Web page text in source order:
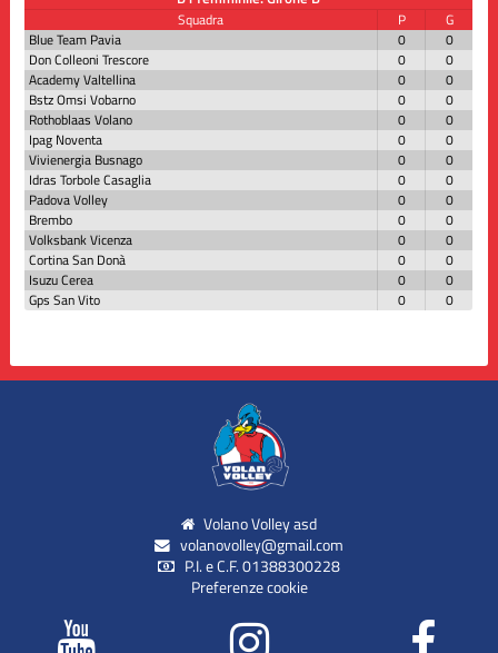
Squadra P
G
Blue Team Pavia
0
0
Don Colleoni Trescore
0
0
Academy Valtellina
0
0
Bstz Omsi Vobarno
0
0
Rothoblaas Volano
0
0
Ipag Noventa
0
0
Vivienergia Busnago
0
0
Idras Torbole Casaglia
0
0
Padova Volley
0
0
Brembo
0
0
Volksbank Vicenza
0
0
Cortina San Donà
0
0
Isuzu Cerea
0
0
Gps San Vito
0 0
Volano Volley asd
volanovolley@gmail.com
P.I. e C.F. 01388300228
Preferenze cookie